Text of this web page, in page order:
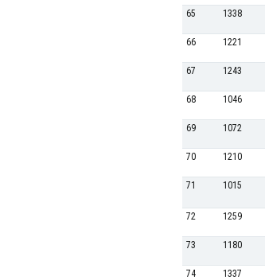
65 1338
66 1221
67 1243
68 1046
69 1072
70 1210
71 1015
72 1259
73 1180
74 1337